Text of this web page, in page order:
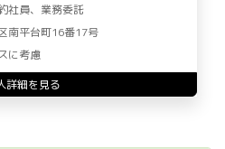
社員、業務委託
南平台町16番17号
に考慮
詳細を見る